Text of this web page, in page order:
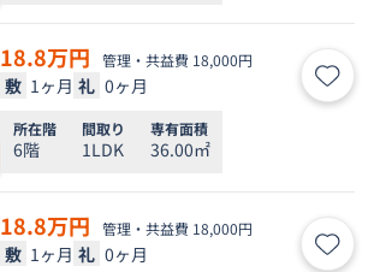
18.8万円 管理・共益費 18,000円
敷 1ヶ月 礼 0ヶ月 お気
所在階
6階
間取り
1LDK
専有面積
36.00㎡
18.8万円 管理・共益費 18,000円
敷 1ヶ月 礼 0ヶ月 お気